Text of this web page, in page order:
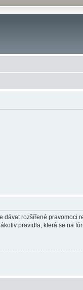
rozšířené pravomoci
pravidla, která se na